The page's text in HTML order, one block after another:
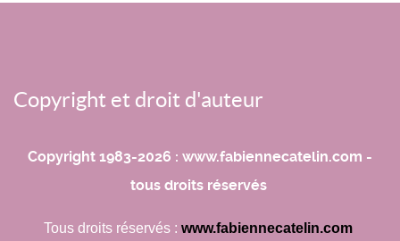
Copyright et droit d'auteur
Copyright 1983-2026 : www.fabiennecatelin.com -
tous droits réservés
Tous droits réservés : www.fabiennecatelin.com